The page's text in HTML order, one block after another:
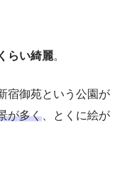
らい綺麗。
宿御苑という公園が
が多く 、とくに絵が